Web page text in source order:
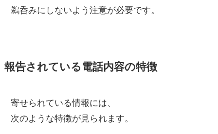
鵜呑みにしないよう注意が必要です。
報告されている電話内容の特徴
寄せられている情報には、
次のような特徴が見られます。